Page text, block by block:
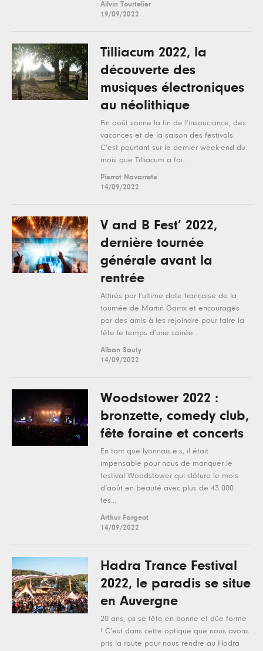
Ailvin Tourtelier
19/09/2022
Tilliacum 2022, la
découverte des
musiques électroniques
au néolithique
Fin août sonne la fin de l’insouciance, des
vacances et de la saison des festivals.
C’est pourtant sur le dernier week-end du
mois que Tilliacum a fai...
Pierrot Navarrete
14/09/2022
V and B Fest’ 2022,
dernière tournée
générale avant la
rentrée
Attirés par l’ultime date française de la
tournée de Martin Garrix et encouragés
par des amis à les rejoindre pour faire la
fête le temps d’une soirée...
Alban Sauty
14/09/2022
Woodstower 2022 :
bronzette, comedy club,
fête foraine et concerts
En tant que lyonnais.e.s, il était
impensable pour nous de manquer le
festival Woodstower qui clôture le mois
d’août en beauté avec plus de 43 000
fes...
Arthur Fargeot
14/09/2022
Hadra Trance Festival
2022, le paradis se situe
en Auvergne
20 ans, ça se fête en bonne et dûe forme
! C’est dans cette optique que nous avons
pris la route pour nous rendre au Hadra